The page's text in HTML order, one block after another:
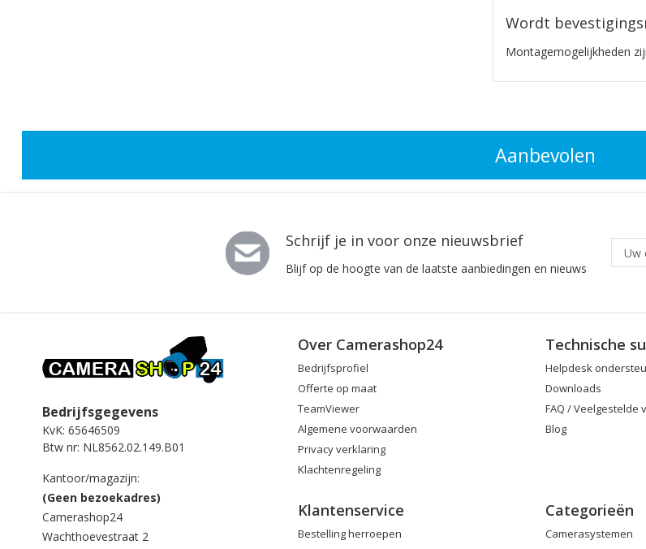
Aanbevolen
Wordt
Montagemogelijkheden
Schrijf je in voor onze nieuwsbrief
Blijf op de hoogte van de laatste aanbiedingen en nieuws
Bedrijfsgegevens
KvK: 65646509
Btw nr: NL8562.02.149.B01
Kantoor/magazijn:
(Geen bezoekadres)
Camerashop24
Wachthoevestraat 2
Over Camerashop24
Bedrijfsprofiel
Offerte op maat
TeamViewer
Algemene voorwaarden
Privacy verklaring
Klachtenregeling
Technische
Helpdesk
Downloads
FAQ / Veelgestelde
Blog
Klantenservice
Bestelling herroepen
Categorieën
Camerasystemen